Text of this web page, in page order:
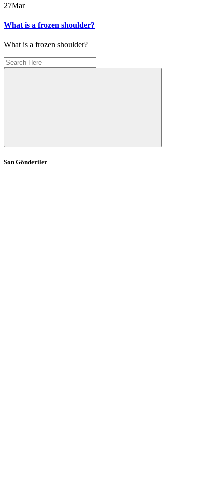
27Mar
What is a frozen shoulder?
What is a frozen shoulder?
Son Gönderiler